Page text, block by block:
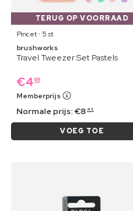
TERUG OP VOORRAAD
Pincet ⋅ 5 st
brushworks
Travel Tweezer Set Pastels
€4 69
Memberprijs
Normale prijs:€8 49
VOEG TOE